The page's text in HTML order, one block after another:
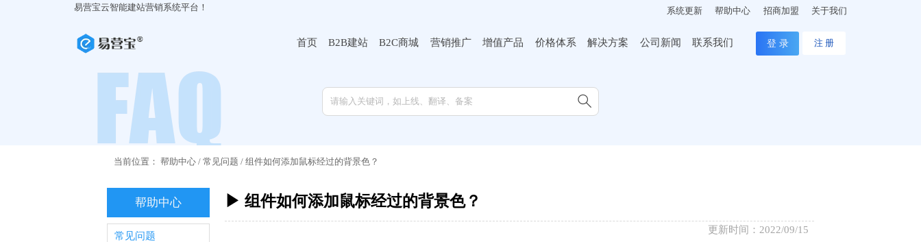
易营宝云智能建站营销系统平台！ 系统更新 帮助中心 招商加盟 关于我们
首页 B2B建站 B2C商城 营销推广 增值产品 价格体系 解决方案 公司新闻 联系我们 登 录 注 册

当前位置： 帮助中心/ 常见问题 / 组件如何添加鼠标经过的背景色？
帮助中心
常见问题
▶ 组件如何添加鼠标经过的背景色？
更新时间：2022/09/15